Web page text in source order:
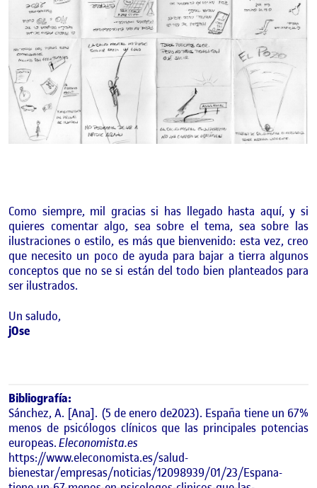
Como siempre, mil gracias si has llegado hasta aquí, y si
quieres comentar algo, sea sobre el tema, sea sobre las
ilustraciones o estilo, es más que bienvenido: esta vez, creo
que necesito un poco de ayuda para bajar a tierra algunos
conceptos que no se si están del todo bien planteados para
ser ilustrados.
Un saludo,
jOse
Bibliografía:
Sánchez, A. [Ana]. (5 de enero de2023). España tiene un 67%
menos de psicólogos clínicos que las principales potencias
europeas.Eleconomista.es
https://www.eleconomista.es/salud-
bienestar/empresas/noticias/12098939/01/23/Espana-